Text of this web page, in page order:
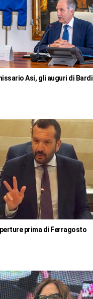
Asi, gli auguri di Bardi
prima di Ferragosto